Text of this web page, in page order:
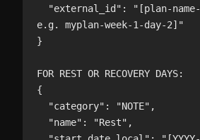
e.g. myplan-week-1-day-2]"
}
FOR REST OR RECOVERY DAYS:
{